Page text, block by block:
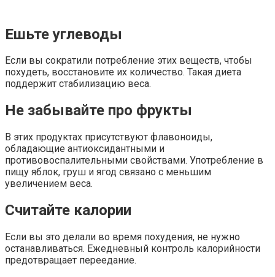
Ешьте углеводы
Если вы сократили потребление этих веществ, чтобы
похудеть, восстановите их количество. Такая диета
поддержит стабилизацию веса.
Не забывайте про фрукты
В этих продуктах присутствуют флавоноиды,
обладающие антиоксидантными и
противовоспалительными свойствами. Употребление в
пищу яблок, груш и ягод связано с меньшим
увеличением веса.
Считайте калории
Если вы это делали во время похудения, не нужно
останавливаться. Ежедневный контроль калорийности
предотвращает переедание.